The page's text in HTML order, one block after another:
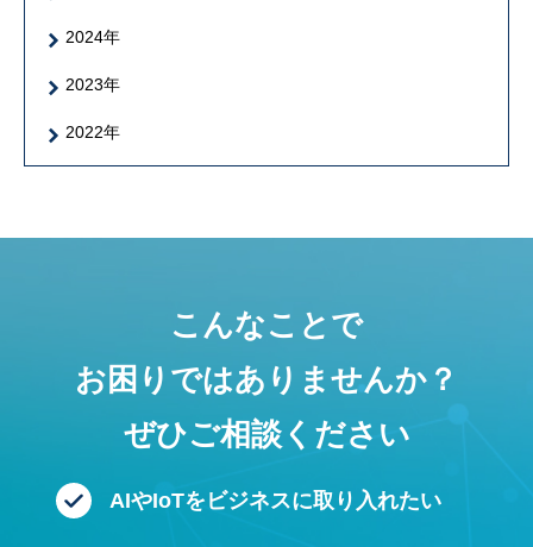
2024年
2023年
2022年
こんなことで
お困りではありませんか？
ぜひご相談ください
AIやIoTをビジネスに取り入れたい